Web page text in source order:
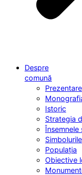
Despre
comună
Istoric
Strategia
Populația
Obiective